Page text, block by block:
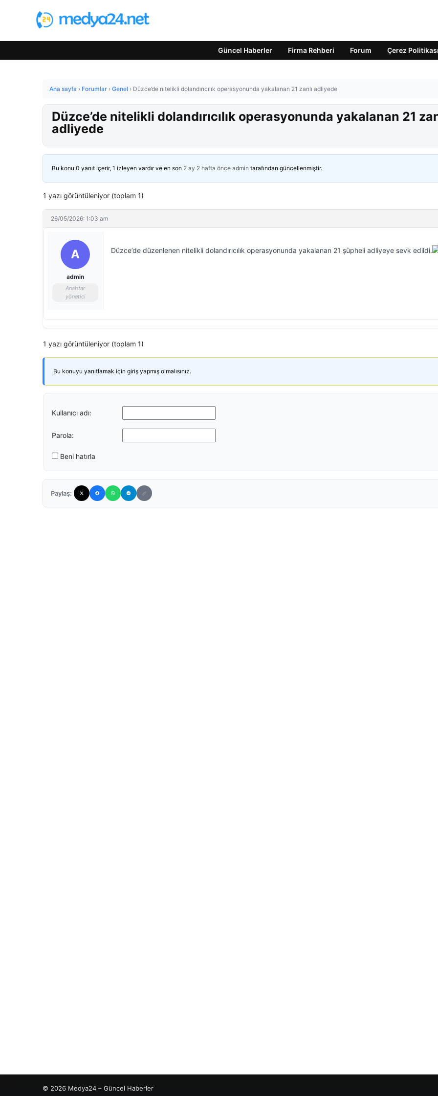
Güncel Haberler Firma Rehberi Forum Çerez Politikası
Ana sayfa › Forumlar › Genel › Düzce’de nitelikli dolandırıcılık operasyonunda yakalanan 21 zanlı adliyede
Düzce’de nitelikli dolandırıcılık operasyonunda yakalanan 21
adliyede
Bu konu 0 yanıt içerir, 1 izleyen vardır ve en son 2 ay 2 hafta önce admin tarafından güncellenmiştir.
1 yazı görüntüleniyor (toplam 1)
26/05/2026: 1:03 am
A
admin
Anahtar
yönetici
Düzce’de düzenlenen nitelikli dolandırıcılık operasyonunda yakalanan 21 şüpheli adliyeye sevk edildi.
1 yazı görüntüleniyor (toplam 1)
Bu konuyu yanıtlamak için giriş yapmış olmalısınız.
Kullanıcı adı:
Parola:
Beni hatırla
Paylaş:
© 2026 Medya24 – Güncel Haberler